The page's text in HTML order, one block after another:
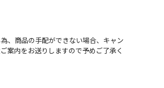
、商品の手配ができない場合、キャン
案内をお送りしますので予めご了承く